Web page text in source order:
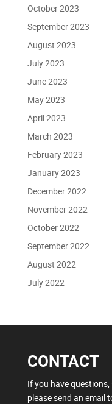
October 2023
September 2023
August 2023
July 2023
June 2023
May 2023
April 2023
March 2023
February 2023
January 2023
December 2022
November 2022
October 2022
September 2022
August 2022
July 2022
CONTACT
If you have
please send an email